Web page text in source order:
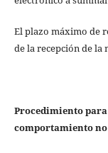
El plazo máximo de
de la recepción de la
Procedimiento
comportamiento